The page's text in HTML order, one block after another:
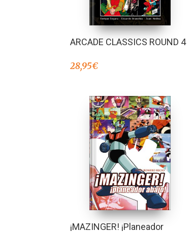
ARCADE CLASSICS ROUND 4
28,95€
¡MAZINGER! ¡Planeador